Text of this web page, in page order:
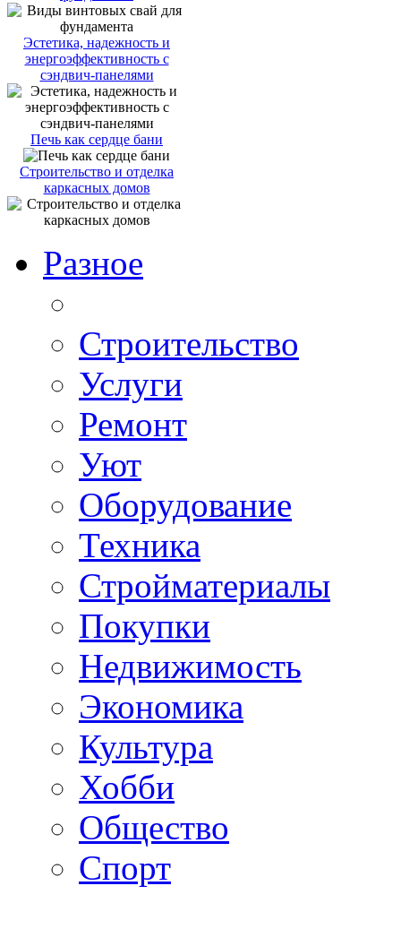
Эстетика, надежность и
энергоэффективность с
сэндвич-панелями
Печь как сердце бани
Строительство и отделка
каркасных домов
Разное
Строительство
Услуги
Ремонт
Уют
Оборудование
Техника
Стройматериалы
Покупки
Недвижимость
Экономика
Культура
Хобби
Общество
Спорт